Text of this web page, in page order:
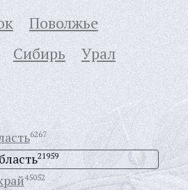
Поволжье
Сибирь
Урал
6267
21959
45052